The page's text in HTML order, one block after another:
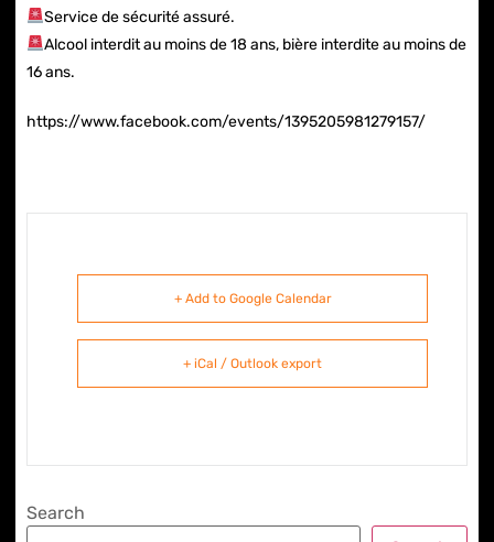
Service de sécurité assuré.
Alcool interdit au moins de 18 ans, bière interdite au moins de
16 ans.
https://www.facebook.com/events/1395205981279157/
+ Add to Google Calendar
+ iCal / Outlook export
Search